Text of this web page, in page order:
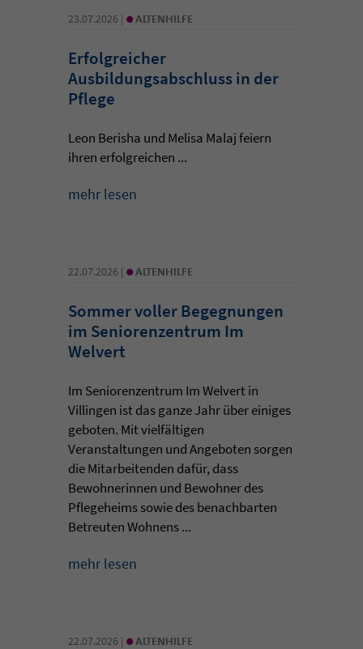
23.07.2026 | • ALTENHILFE
Erfolgreicher
Ausbildungsabschluss in der
Pflege
Leon Berisha und Melisa Malaj feiern
ihren erfolgreichen ...
mehr lesen
22.07.2026 | • ALTENHILFE
Sommer voller Begegnungen
im Seniorenzentrum Im
Welvert
Im Seniorenzentrum Im Welvert in
Villingen ist das ganze Jahr über einiges
geboten. Mit vielfältigen
Veranstaltungen und Angeboten sorgen
die Mitarbeitenden dafür, dass
Bewohnerinnen und Bewohner des
Pflegeheims sowie des benachbarten
Betreuten Wohnens ...
mehr lesen
22.07.2026 | • ALTENHILFE